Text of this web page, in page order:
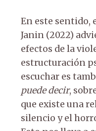
En este sentido,
Janin (2022)
efectos de la
estructuración
escuchar es
puede decir,
que existe una
silencio y el